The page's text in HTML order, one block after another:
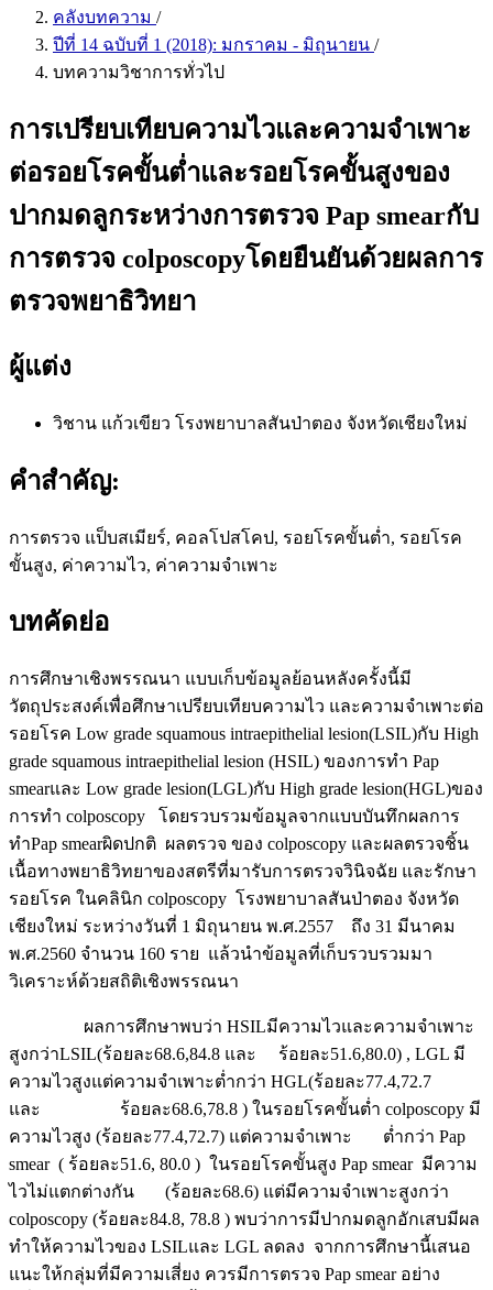
คลังบทความ /
ปีที่ 14 ฉบับที่ 1 (2018): มกราคม - มิถุนายน /
บทความวิชาการทั่วไป
การเปรียบเทียบความไวและความจำเพาะ
ต่อรอยโรคขั้นต่ำและรอยโรคขั้นสูงของ
ปากมดลูกระหว่างการตรวจ Pap smearกับ
การตรวจ colposcopyโดยยืนยันด้วยผลการ
ตรวจพยาธิวิทยา
ผู้แต่ง
วิชาน แก้วเขียว โรงพยาบาลสันป่าตอง จังหวัดเชียงใหม่
คำสำคัญ:
การตรวจ แป็บสเมียร์, คอลโปสโคป, รอยโรคขั้นต่ำ, รอยโรค
ขั้นสูง, ค่าความไว, ค่าความจำเพาะ
บทคัดย่อ
การศึกษาเชิงพรรณนา แบบเก็บข้อมูลย้อนหลังครั้งนี้มี
วัตถุประสงค์เพื่อศึกษาเปรียบเทียบความไว และความจำเพาะต่อ
รอยโรค Low grade squamous intraepithelial lesion(LSIL)กับ High
grade squamous intraepithelial lesion (HSIL) ของการทำ Pap
smearและ Low grade lesion(LGL)กับ High grade lesion(HGL)ของ
การทำ colposcopy โดยรวบรวมข้อมูลจากแบบบันทึกผลการ
ทำPap smearผิดปกติ ผลตรวจ ของ colposcopy และผลตรวจชิ้น
เนื้อทางพยาธิวิทยาของสตรีที่มารับการตรวจวินิจฉัย และรักษา
รอยโรค ในคลินิก colposcopy โรงพยาบาลสันป่าตอง จังหวัด
เชียงใหม่ ระหว่างวันที่ 1 มิถุนายน พ.ศ.2557 ถึง 31 มีนาคม
พ.ศ.2560 จำนวน 160 ราย แล้วนำข้อมูลที่เก็บรวบรวมมา
วิเคราะห์ด้วยสถิติเชิงพรรณนา
ผลการศึกษาพบว่า HSILมีความไวและความจำเพาะ
สูงกว่าLSIL(ร้อยละ68.6,84.8 และ ร้อยละ51.6,80.0) , LGL มี
ความไวสูงแต่ความจำเพาะต่ำกว่า HGL(ร้อยละ77.4,72.7
และ ร้อยละ68.6,78.8 ) ในรอยโรคขั้นต่ำ colposcopy มี
ความไวสูง (ร้อยละ77.4,72.7) แต่ความจำเพาะ ต่ำกว่า Pap
smear ( ร้อยละ51.6, 80.0 ) ในรอยโรคขั้นสูง Pap smear มีความ
ไวไม่แตกต่างกัน (ร้อยละ68.6) แต่มีความจำเพาะสูงกว่า
colposcopy (ร้อยละ84.8, 78.8 ) พบว่าการมีปากมดลูกอักเสบมีผล
ทำให้ความไวของ LSILและ LGL ลดลง จากการศึกษานี้เสนอ
แนะให้กลุ่มที่มีความเสี่ยง ควรมีการตรวจ Pap smear อย่าง